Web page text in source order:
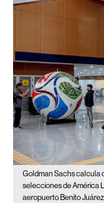
Goldman Sachs calcula
selecciones de América
aeropuerto Benito